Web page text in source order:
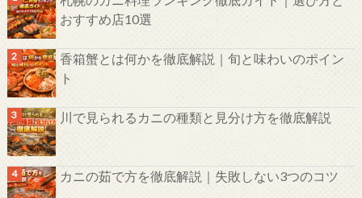
おすすめ店10選
香箱蟹とは何かを徹底解説｜旬と味わいのポイン
ト
川で見られるカニの種類と見分け方を徹底解説
カニの茹で方を徹底解説｜失敗しない3つのコツ